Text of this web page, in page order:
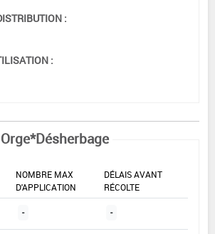
:
:
Orge*Désherbage
NOMBRE MAX
D'APPLICATION
DÉLAIS AVANT
RÉCOLTE
- -